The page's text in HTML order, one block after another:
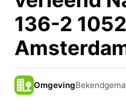
136-2
Omgeving